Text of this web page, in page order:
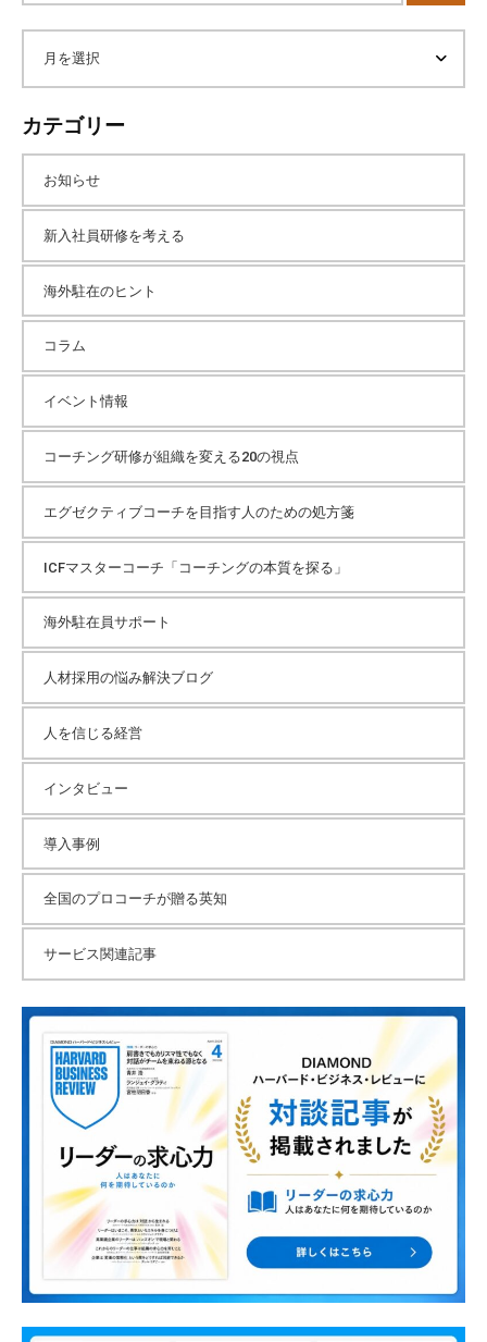
索
ー
カテゴリー
お知らせ
新入社員研修を考える
海外駐在のヒント
コラム
イベント情報
コーチング研修が組織を変える20の視点
エグゼクティブコーチを目指す人のための処方箋
ICFマスターコーチ「コーチングの本質を探る」
海外駐在員サポート
人材採用の悩み解決ブログ
人を信じる経営
インタビュー
導入事例
全国のプロコーチが贈る英知
サービス関連記事